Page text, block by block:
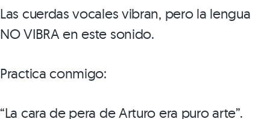
Las cuerdas vocales vibran, pero la lengua
NO VIBRA en este sonido.
Practica conmigo:
“La cara de pera de Arturo era puro arte”.